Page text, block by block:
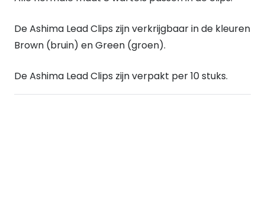
De Ashima Lead Clips zijn verkrijgbaar in de kleuren
Brown (bruin) en Green (groen).
De Ashima Lead Clips zijn verpakt per 10 stuks.